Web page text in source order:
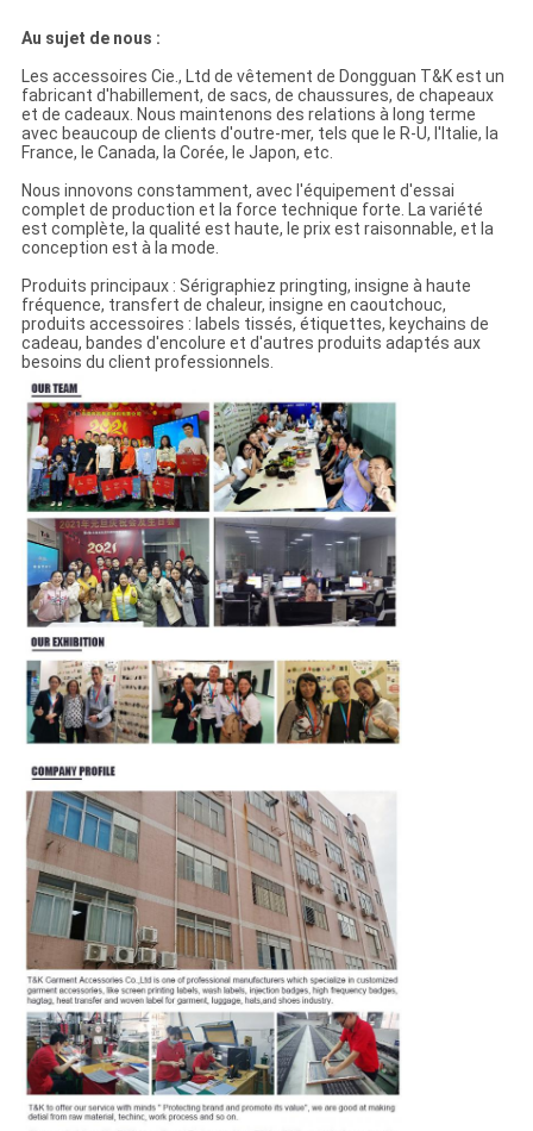
Au sujet de nous :
Les accessoires Cie., Ltd de vêtement de Dongguan T&K est un
fabricant d'habillement, de sacs, de chaussures, de chapeaux
et de cadeaux. Nous maintenons des relations à long terme
avec beaucoup de clients d'outre-mer, tels que le R-U, l'Italie, la
France, le Canada, la Corée, le Japon, etc.
Nous innovons constamment, avec l'équipement d'essai
complet de production et la force technique forte. La variété
est complète, la qualité est haute, le prix est raisonnable, et la
conception est à la mode.
Produits principaux : Sérigraphiez pringting, insigne à haute
fréquence, transfert de chaleur, insigne en caoutchouc,
produits accessoires : labels tissés, étiquettes, keychains de
cadeau, bandes d'encolure et d'autres produits adaptés aux
besoins du client professionnels.